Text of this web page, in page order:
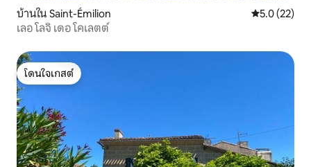
บ้านใน Saint-Émilion คะแนนเฉลี่ย
5.0 (22)
เลอ โลจิ เดอ โคเลตต์
โดนใจเกสต์
โดนใจเกสต์